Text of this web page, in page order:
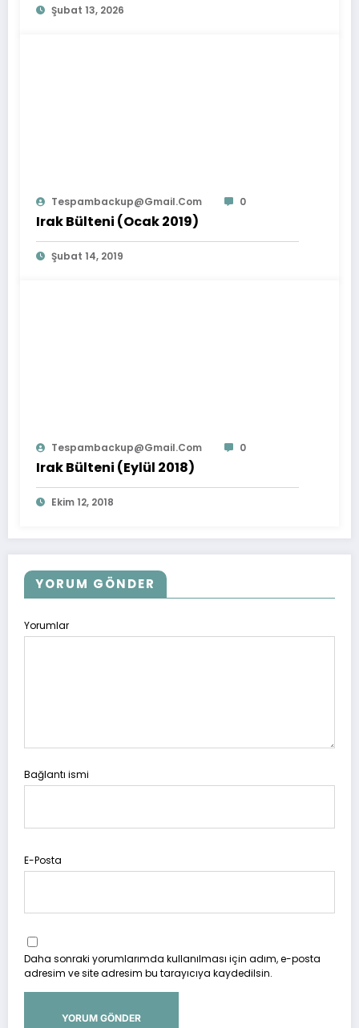
Şubat 13, 2026
Tespambackup@gmail.com 0
Irak Bülteni (Ocak 2019)
Şubat 14, 2019
Tespambackup@gmail.com 0
Irak Bülteni (Eylül 2018)
Ekim 12, 2018
YORUM GÖNDER
Yorumlar
Bağlantı ismi
E-Posta
Daha sonraki yorumlarımda kullanılması için adım, e-posta
adresim ve site adresim bu tarayıcıya kaydedilsin.